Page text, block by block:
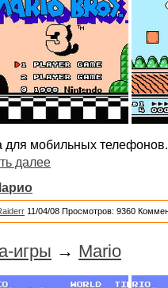
для мобильных
далее
11/04/08 Просмотров: 9360
игры → Mario